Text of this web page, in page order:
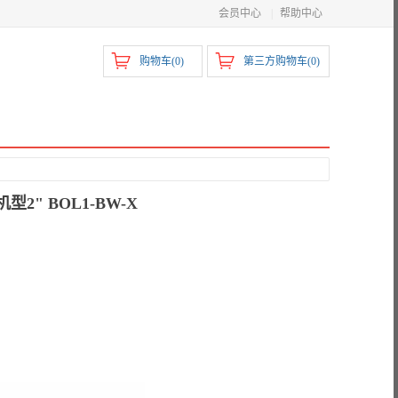
会员中心 帮助中心
第三方购物车(0)
购物车(0)
型2" BOL1-BW-X